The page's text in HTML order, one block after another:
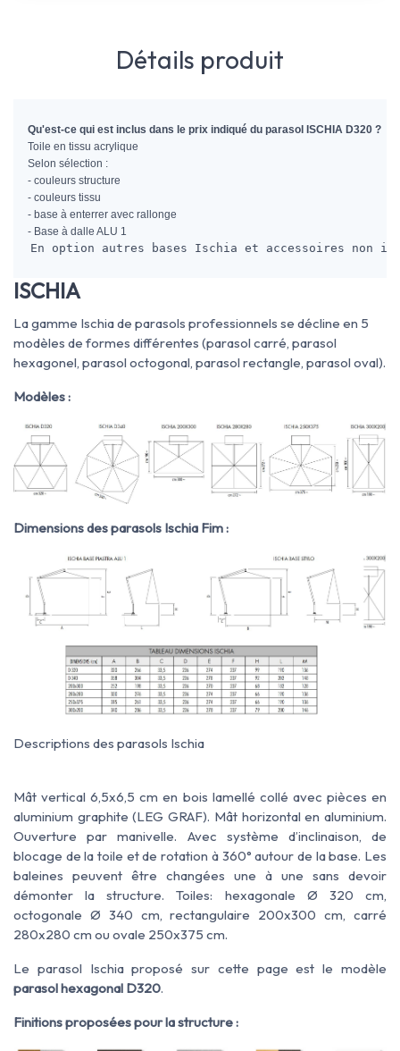
Détails produit
Qu'est-ce qui est inclus dans le prix indiqué du parasol ISCHIA D320 ?
Toile en tissu acrylique
Selon sélection :
- couleurs structure
- couleurs tissu
- base à enterrer avec rallonge
- Base à dalle ALU 1
En option autres bases Ischia et accessoires non
ISCHIA
La gamme Ischia de parasols professionnels se décline en 5
modèles de formes différentes (parasol carré, parasol
hexagonel, parasol octogonal, parasol rectangle, parasol oval).
Modèles :
Dimensions des parasols Ischia Fim :
Descriptions des parasols Ischia
Mât vertical 6,5x6,5 cm en bois lamellé collé avec pièces en
aluminium graphite (LEG GRAF). Mât horizontal en aluminium.
Ouverture par manivelle. Avec système d’inclinaison, de
blocage de la toile et de rotation à 360° autour de la base. Les
baleines peuvent être changées une à une sans devoir
démonter la structure. Toiles: hexagonale Ø 320 cm,
octogonale Ø 340 cm, rectangulaire 200x300 cm, carré
280x280 cm ou ovale 250x375 cm.
Le parasol Ischia proposé sur cette page est le modèle
parasol hexagonal D320.
Finitions proposées pour la structure :